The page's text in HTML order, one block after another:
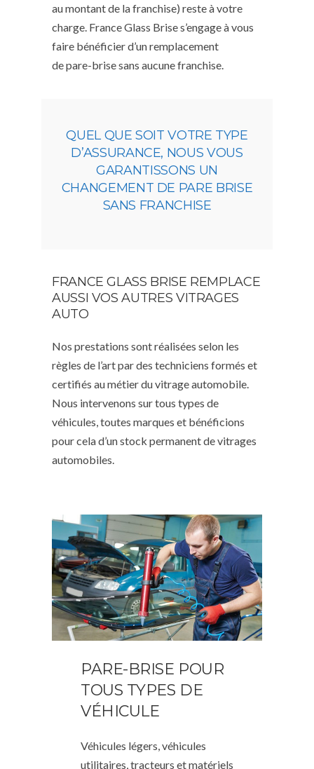
au montant de la franchise) reste à votre
charge. France Glass Brise s’engage à vous
faire bénéficier d’un remplacement
de pare-brise sans aucune franchise.
QUEL QUE SOIT VOTRE TYPE
D’ASSURANCE, NOUS VOUS
GARANTISSONS UN
CHANGEMENT DE PARE BRISE
SANS FRANCHISE
FRANCE GLASS BRISE REMPLACE
AUSSI VOS AUTRES VITRAGES
AUTO
Nos prestations sont réalisées selon les
règles de l’art par des techniciens formés et
certifiés au métier du vitrage automobile.
Nous intervenons sur tous types de
véhicules, toutes marques et bénéficions
pour cela d’un stock permanent de vitrages
automobiles.
PARE-BRISE POUR
TOUS TYPES DE
VÉHICULE
Véhicules légers, véhicules
utilitaires, tracteurs et matériels